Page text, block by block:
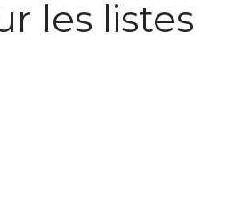
les listes